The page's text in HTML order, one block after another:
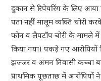
दुकान से रिपेयरिंग के लिए
पता नहीं मालूम व्यक्ति चोरी
फोन व लैपटॉप चोरी के मामले में
किया गया। पकड़े गए आरोपियों
झज्जर व अमन निवासी कच्चा
प्राथमिक पूछताछ में आरोपियों